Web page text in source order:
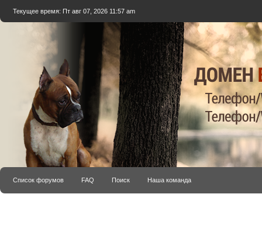
Текущее время: Пт авг 07, 2026 11:57 am
Список форумов FAQ Поиск Наша команда